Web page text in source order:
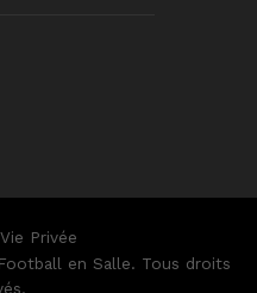
Privée
en Salle. Tous droits